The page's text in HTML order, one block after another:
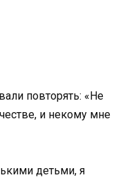
повторять: «Не
и некому мне
детьми, я